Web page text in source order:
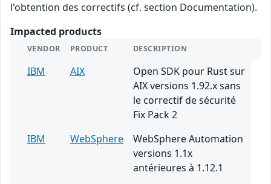
l'obtention des correctifs (cf. section Documentation).
Impacted products
VENDOR PRODUCT DESCRIPTION
IBM AIX
Open SDK pour Rust sur
AIX versions 1.92.x sans
le correctif de sécurité
Fix Pack 2
IBM
WebSphere
WebSphere Automation
versions 1.1x
antérieures à 1.12.1